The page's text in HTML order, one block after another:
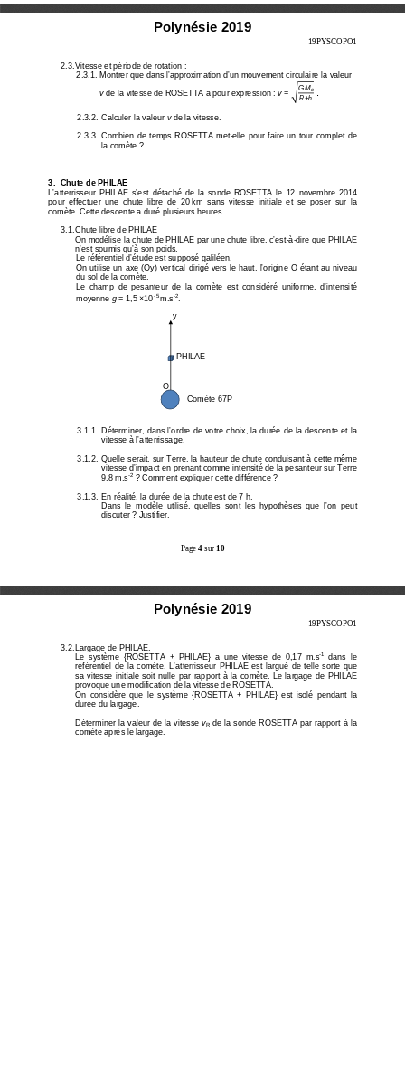
19PYSCOPO1
Page 4 sur 10
2.3. Vitesse et période de rotation :
2.3.1. Montrer que dans l’approximation d’un mouvement circulaire la valeur
v de la vitesse de ROSETTA a pour expression : v = 㒕G.Mc
R+h
.
2.3.2.  Calculer la valeur v de la vitesse.
2.3.3.  Combien  de  temps  ROSETTA  met-elle  pour  faire
  un  tour  complet  de
la comète ?
3.  Chute de PHILAE
L’atterrisseur  PHILAE  s’est  détaché  de  la  sonde  ROSETTA  le  12  novembre  2014
pour  effectuer  une  chute  libre  de  20 km  sans  vitesse  initiale  et  se  poser  sur  la
comète. Cette descente a duré plusieurs heures.
3.1. Chute libre de PHILAE
On modélise la chute de PHILAE par une chute libre, c’est-à-dire que PHILAE
n’est soumis qu’à son poids.
Le référentiel d’étude est supposé galiléen.
On utilise un axe (Oy) vertical dirigé vers le haut, l’origine O étant au niveau
du sol de la comète.
Le  champ  de  pesanteur  de  la  comète  est  considéré  uniforme,  d’intensité
moyenne g = 1,5 ×10 - 5m.s -2
3.1.1.  Déterminer, dans l’ordre de votre choix, la durée de la descente et la
vitesse à l’atterrissage.
3.1.2.  Quelle serait, sur Terre, la hauteur de chute conduisant à cette même
vitesse d’impact en prenant comme intensité de la pesanteur sur Terre
9,8 m.s
-2 ? Comment expliquer cette différence ?
3.1.3.  En réalité, la durée de la chute est de 7 h.
Dans  le  modèle  utilisé,  quelles  sont  les  hypothèses
  que  l’on  peut
discuter ? Justifier.
PHILAE
O
y
Comète 67P
Polynésie 2019
19PYSCOPO1
3.2. Largage de PHILAE.
Le  système  {ROSETTA  +  PHILAE}  a  une  vitesse  de  0,17
  m.s
-1
  dans  le
référentiel  de  la  comète.  L’atterrisseur  PHILAE  est
  largué  de  telle  sorte  que
sa  vitesse  initiale  soit  nulle  par  rapport  à  la  comète.  Le  largage  de  PHILAE
provoque une modification de la vitesse de ROSETTA.
On  considère  que  le  système  {ROSETTA  +  PHILAE}  est isolé  pendant  la
durée du largage.
Déterminer la valeur de la vitesse vR de la sonde ROSETTA par rapport à la
comète après le largage.
Polynésie 2019